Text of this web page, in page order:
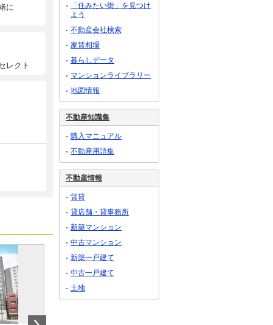
に
レクト
「住みたい街」を見つけ
よう
不動産会社検索
家賃相場
暮らしデータ
マンションライブラリー
地図情報
不動産知識集
購入マニュアル
不動産用語集
不動産情報
賃貸
貸店舗・貸事務所
新築マンション
中古マンション
新築一戸建て
中古一戸建て
土地